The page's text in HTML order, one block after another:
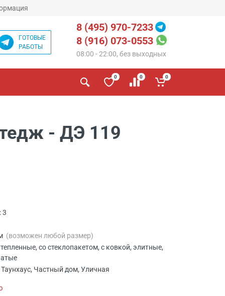
ГОТОВЫЕ
РАБОТЫ
8 (495) 970-7233
8 (916) 073-0553
08:00 - 22:00, без выходных
0 0 0
- ДЭ 119
3
(возможен любой размер)
со стеклопакетом, с ковкой, элитные,
Частный дом, Уличная